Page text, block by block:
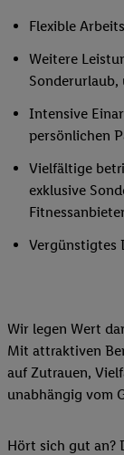
Flexible
Weitere
Sonderurlaub,
Intensive
persönlichen
Vielfältige
exklusive
Vergünstigtes
Wir legen Wert
Mit attraktiven
auf Zutrauen,
unabhängig vom
Hört sich gut an?